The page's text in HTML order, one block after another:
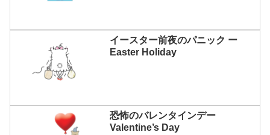
イースター前夜のパニック ー
Easter Holiday
恐怖のバレンタインデー
Valentine’s Day